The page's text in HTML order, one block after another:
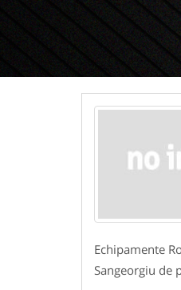
Echipamente
Sangeorgiu de